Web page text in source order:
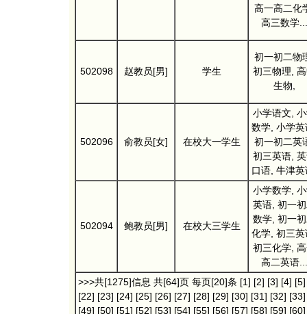
高一高二化
高三数学...
502098 赵教员[男] 学生
初一初二物
初三物理,
生物,
502096 俞教员[女] 在校大一学生
小学语文,
数学, 小学英
初一初二英
初三英语,
口语, 牛津英
502094 鲍教员[男] 在校大三学生
小学数学,
英语, 初一
数学, 初一
化学, 初三英
初三化学,
高二英语...
>>>共[1275]信息 共[64]页 每页[20]条 [1] [2] [3] [4] [5]
[22] [23] [24] [25] [26] [27] [28] [29] [30] [31] [32] [33]
[49] [50] [51] [52] [53] [54] [55] [56] [57] [58] [59] [60]